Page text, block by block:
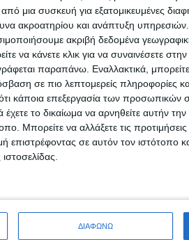
μια συσκευή για εξατομικευμένες
ακροατηρίου και ανάπτυξη υπηρεσιών.
ακριβή δεδομένα
κάνετε κλικ για να συναινέσετε
παραπάνω. Εναλλακτικά, μπορείτε
σε πιο λεπτομερείς πληροφορίες
κάποια επεξεργασία των προσωπικών
το δικαίωμα να αρνηθείτε αυτήν
Μπορείτε να αλλάξετε τις
σε αυτόν τον ιστότοπο
ΔΙΑΦΩΝΩ